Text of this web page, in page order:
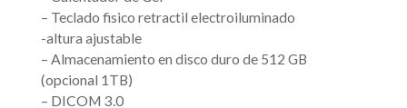
– Teclado fisico retractil electroiluminado
-altura ajustable
– Almacenamiento en disco duro de 512 GB
(opcional 1TB)
– DICOM 3.0